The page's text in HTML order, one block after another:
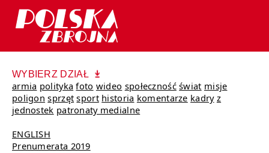
WYBIERZ DZIAŁ
armia polityka foto wideo społeczność świat misje
poligon sprzęt sport historia komentarze kadry z
jednostek patronaty medialne
ENGLISH
Prenumerata 2019